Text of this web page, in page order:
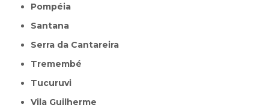
Pompéia
Santana
Serra da Cantareira
Tremembé
Tucuruvi
Vila Guilherme